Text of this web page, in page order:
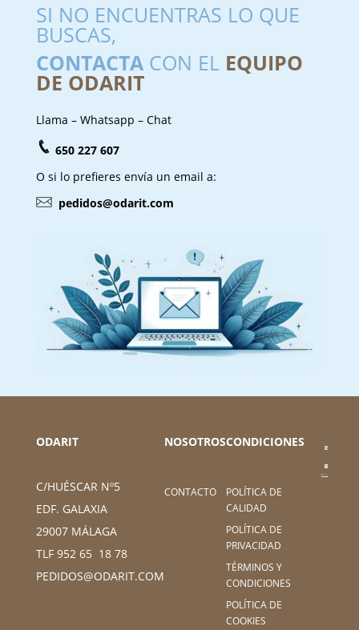
SI NO ENCUENTRAS LO QUE
BUSCAS,
CONTACTACON EL EQUIPO
DE ODARIT
Llama – Whatsapp – Chat
650 227 607
O si lo prefieres envía un email a:
pedidos@odarit.com
ODARIT
C/HUÉSCAR Nº5
EDF. GALAXIA
29007 MÁLAGA
TLF 952 65 18 78
PEDIDOS@ODARIT.COM
NOSOTROS
CONTACTO
CONDICIONES
POLÍTICA DE
CALIDAD
POLÍTICA DE
PRIVACIDAD
TÉRMINOS Y
CONDICIONES
POLÍTICA DE
COOKIES